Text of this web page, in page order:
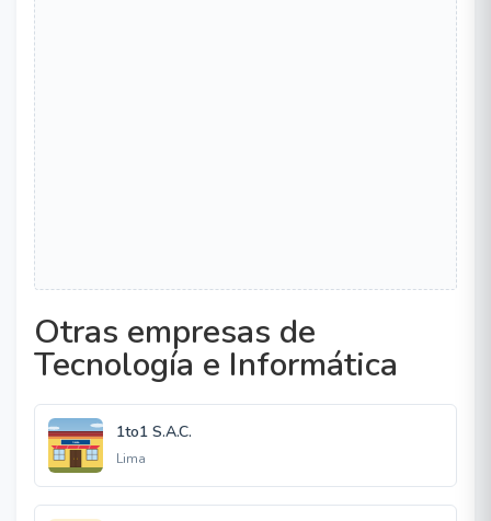
Otras empresas de
Tecnología e Informática
1to1 S.A.C.
Lima